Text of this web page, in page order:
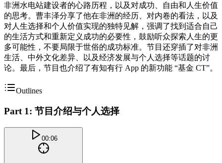
非洲水电站建设者的心路历程，以及对成功、自由和人生价值
的思考。曹丰泽分享了他在非洲的经历、对内卷的看法，以及
对人生选择和个人价值实现的独特见解，强调了找到适合自己
的生活方式和重新定义成功的必要性，鼓励听众探索人生的更
多可能性，不要局限于世俗的成功标准。节目还穿插了对非洲
生活、中外文化差异、以及经济发展与个人选择等话题的讨
论。最后，节目也介绍了有知有行 App 的新功能 “基金 CT”。
Outlines
Part 1: 节目介绍与个人选择
00:06